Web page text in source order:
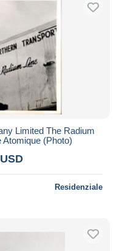
Limited The Radium
Atomique (Photo)
Residenziale